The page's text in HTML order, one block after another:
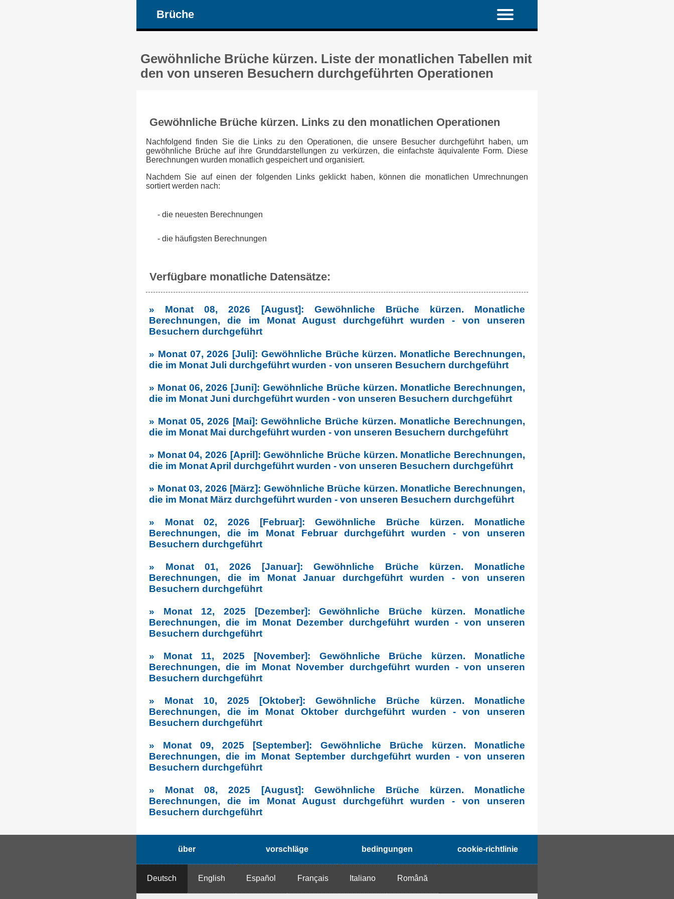
Brüche
Gewöhnliche Brüche kürzen. Liste der monatlichen Tabellen mit
den von unseren Besuchern durchgeführten Operationen
Gewöhnliche Brüche kürzen. Links zu den monatlichen Operationen
Nachfolgend finden Sie die Links zu den Operationen, die unsere Besucher durchgeführt haben, um
gewöhnliche Brüche auf ihre Grunddarstellungen zu verkürzen, die einfachste äquivalente Form. Diese
Berechnungen wurden monatlich gespeichert und organisiert.
Nachdem Sie auf einen der folgenden Links geklickt haben, können die monatlichen Umrechnungen
sortiert werden nach:
- die neuesten Berechnungen
- die häufigsten Berechnungen
Verfügbare monatliche Datensätze:
» Monat 08, 2026 [August]: Gewöhnliche Brüche kürzen. Monatliche
Berechnungen, die im Monat August durchgeführt wurden - von unseren
Besuchern durchgeführt
» Monat 07, 2026 [Juli]: Gewöhnliche Brüche kürzen. Monatliche Berechnungen,
die im Monat Juli durchgeführt wurden - von unseren Besuchern durchgeführt
» Monat 06, 2026 [Juni]: Gewöhnliche Brüche kürzen. Monatliche Berechnungen,
die im Monat Juni durchgeführt wurden - von unseren Besuchern durchgeführt
» Monat 05, 2026 [Mai]: Gewöhnliche Brüche kürzen. Monatliche Berechnungen,
die im Monat Mai durchgeführt wurden - von unseren Besuchern durchgeführt
» Monat 04, 2026 [April]: Gewöhnliche Brüche kürzen. Monatliche Berechnungen,
die im Monat April durchgeführt wurden - von unseren Besuchern durchgeführt
» Monat 03, 2026 [März]: Gewöhnliche Brüche kürzen. Monatliche Berechnungen,
die im Monat März durchgeführt wurden - von unseren Besuchern durchgeführt
» Monat 02, 2026 [Februar]: Gewöhnliche Brüche kürzen. Monatliche
Berechnungen, die im Monat Februar durchgeführt wurden - von unseren
Besuchern durchgeführt
» Monat 01, 2026 [Januar]: Gewöhnliche Brüche kürzen. Monatliche
Berechnungen, die im Monat Januar durchgeführt wurden - von unseren
Besuchern durchgeführt
» Monat 12, 2025 [Dezember]: Gewöhnliche Brüche kürzen. Monatliche
Berechnungen, die im Monat Dezember durchgeführt wurden - von unseren
Besuchern durchgeführt
» Monat 11, 2025 [November]: Gewöhnliche Brüche kürzen. Monatliche
Berechnungen, die im Monat November durchgeführt wurden - von unseren
Besuchern durchgeführt
» Monat 10, 2025 [Oktober]: Gewöhnliche Brüche kürzen. Monatliche
Berechnungen, die im Monat Oktober durchgeführt wurden - von unseren
Besuchern durchgeführt
» Monat 09, 2025 [September]: Gewöhnliche Brüche kürzen. Monatliche
Berechnungen, die im Monat September durchgeführt wurden - von unseren
Besuchern durchgeführt
» Monat 08, 2025 [August]: Gewöhnliche Brüche kürzen. Monatliche
Berechnungen, die im Monat August durchgeführt wurden - von unseren
Besuchern durchgeführt
über vorschläge bedingungen cookie-richtlinie
Deutsch English Español Français Italiano Română